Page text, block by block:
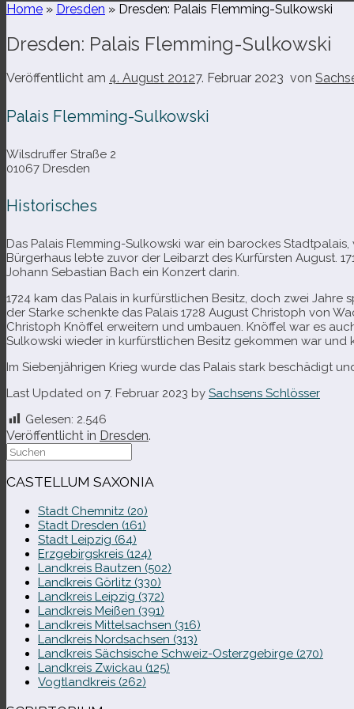
Home » Dresden » Dresden: Palais Flemming-Sulkowski
Dresden: Palais Flemming-Sulkowski
Veröffentlicht am 4. August 20127. Februar 2023 von
Palais Flemming-​Sulkowski
Wilsdruffer Straße 2
01067 Dresden
Historisches
Das Palais Flemming-​Sulkowski war ein baro­ckes
Bürgerhaus lebte zuvor der Leibarzt des Kurfürsten August.
Johann Sebastian Bach ein Konzert darin.
1724 kam das Palais in kur­fürst­li­chen Besitz, doch zwei
der Starke schenkte das Palais 1728 August Christoph von
Christoph Knöffel erwei­tern und umbauen. Knöffel war es
Sulkowski wie­der in kur­fürst­li­chen Besitz gekom­men war
Im Siebenjährigen Krieg wurde das Palais stark beschä­digt
Last Updated on 7. Februar 2023 by Sachsens Schlösser
Gelesen: 2.546
Veröffentlicht in Dresden.
Suche
nach:
CASTELLUM SAXONIA
Stadt Chemnitz (20)
Stadt Dresden (161)
Stadt Leipzig (64)
Erzgebirgskreis (124)
Landkreis Bautzen (502)
Landkreis Görlitz (330)
Landkreis Leipzig (372)
Landkreis Meißen (391)
Landkreis Mittelsachsen (316)
Landkreis Nordsachsen (313)
Landkreis Sächsische Schweiz-​Osterzgebirge (270)
Landkreis Zwickau (125)
Vogtlandkreis (262)